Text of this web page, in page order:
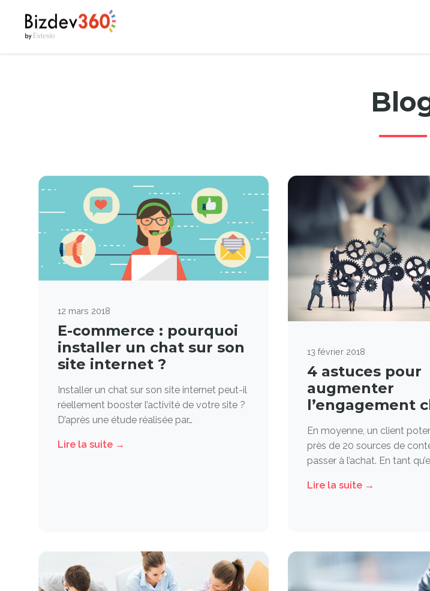
12 mars 2018
E-commerce : pourquoi
installer un chat sur son
site internet ?
Installer un chat sur son site internet peut-il
réellement booster l’activité de votre site ?
D’après une étude réalisée par…
Lire la suite →
13 février 2018
4 astuces pour
augmenter
l’engagement
En moyenne, un client
près de 20 sources de
passer à l’achat. En tant
Lire la suite →